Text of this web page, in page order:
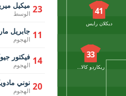
41
ديكلان رايس
33
23 ميكيل
الوسط
11 جابريل
الهجوم
14 فيكتور
الهجوم
20 نوني
الهجوم